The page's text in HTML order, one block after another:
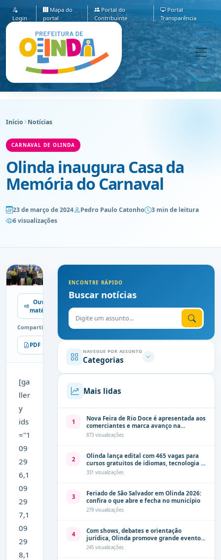
Login
Mapa do
portal
Portal do
Contribuinte
Portal
Transparência
Início Notícias
CARNAVAL DE OLINDA
Olinda inaugura Casa da
Memória do Carnaval
23 de março de 2024 Pedro Paulo Catonho
3 min de leitura
6 visualizações
Ouvir
matéria
Compartilhe
PDF Imprimir
[ga
ller
y
ids
="1
09
29
6,1
09
29
7,1
09
29
8,1
ENCONTRE RÁPIDO
Buscar notícias
Digite o assunto
NAVEGUE POR ASSUNTO
Categorias
Mais lidas
1
Nova Feira de Rio Doce é apresentada aos
comerciantes e marca avanço na
modernização dos espaços públicos de
873 visualizações
2
Olinda lança edital com 465 vagas para
cursos gratuitos de idiomas, tecnologia e
comunicação
331 visualizações
3
Feriado de São Salvador em Olinda 2026:
confira o que abre e fecha no município
279 visualizações
4
Com shows, debates e orientação
jurídica, Olinda promove grande evento
de combate à violência contra a mulher
neste sábado (8)
245 visualizações